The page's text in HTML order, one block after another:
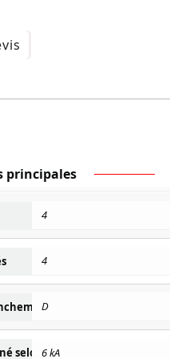
principales
4
4
(type/courbe)
D
EN 60898 à 400 V (Icn)
6 kA